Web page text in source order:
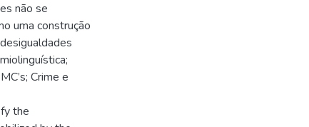
não se
uma construção
Crime e
the